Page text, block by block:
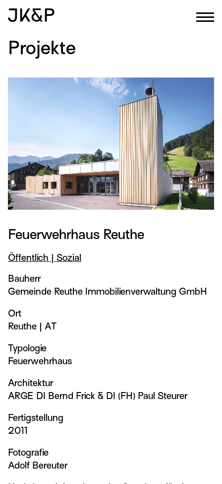
Projekte
Feuerwehrhaus Reuthe
Öffentlich | Sozial
Bauherr
Gemeinde Reuthe Immobilienverwaltung GmbH
Ort
Reuthe | AT
Typologie
Feuerwehrhaus
Architektur
ARGE DI Bernd Frick & DI (FH) Paul Steurer
Fertigstellung
2011
Fotografie
Adolf Bereuter